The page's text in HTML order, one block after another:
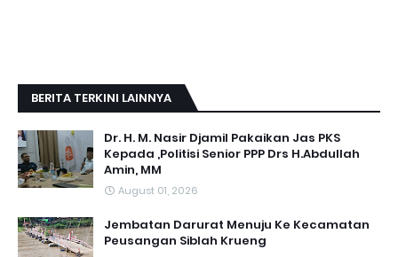
BERITA TERKINI LAINNYA
Dr. H. M. Nasir Djamil Pakaikan Jas PKS
Kepada ,Politisi Senior PPP Drs H.Abdullah
Amin, MM
August 01, 2026
Jembatan Darurat Menuju Ke Kecamatan
Peusangan Siblah Krueng